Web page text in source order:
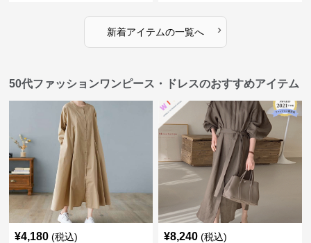
新着アイテムの一覧へ ›
50代ファッションワンピース・ドレスのおすすめアイテム
¥4,180 (税込) ¥8,240 (税込)